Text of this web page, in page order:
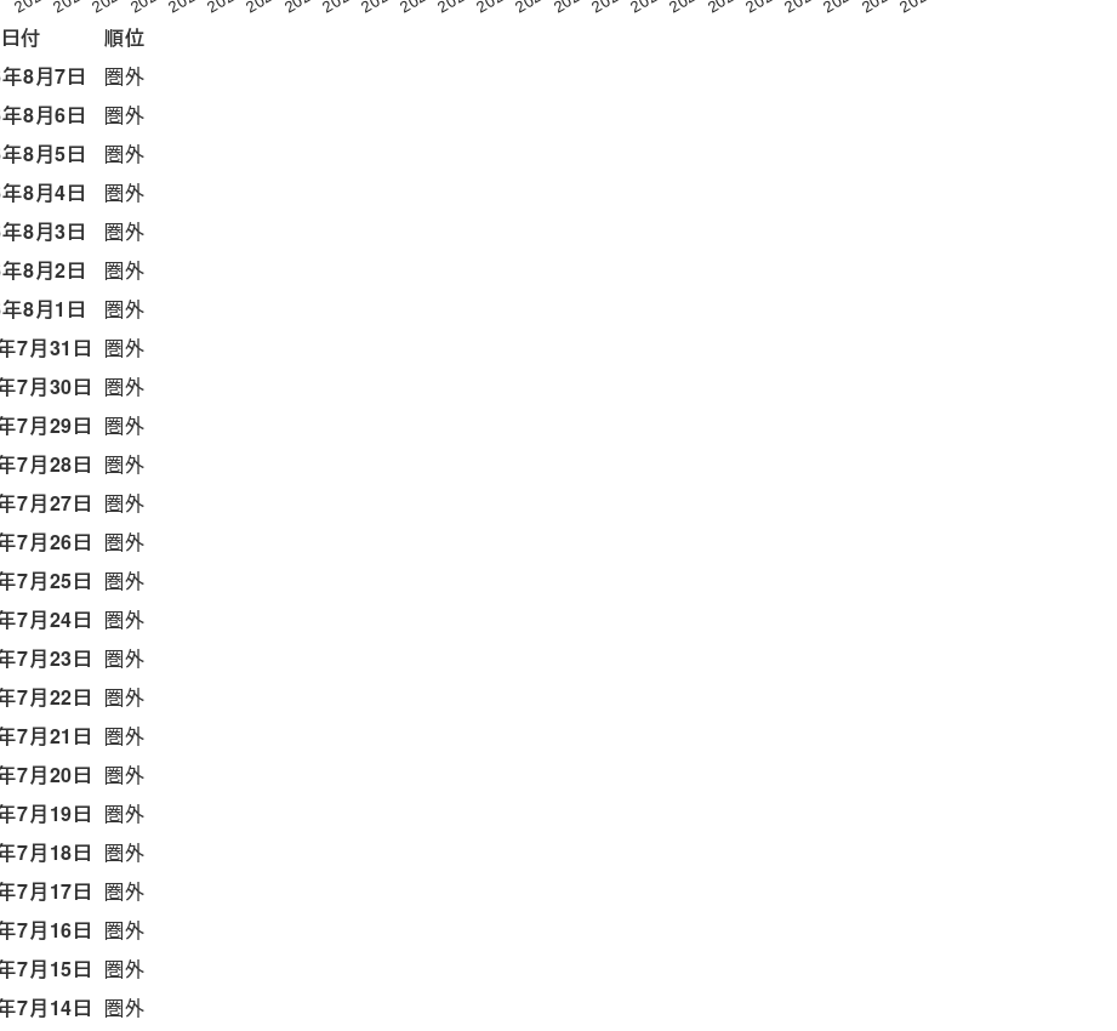
日付
順位
8月7日
圏外
8月6日
圏外
8月5日
圏外
8月4日
圏外
8月3日
圏外
8月2日
圏外
8月1日
圏外
7月31日 圏外
7月30日 圏外
7月29日 圏外
7月28日 圏外
7月27日 圏外
7月26日 圏外
7月25日 圏外
7月24日 圏外
7月23日 圏外
7月22日 圏外
7月21日 圏外
7月20日 圏外
7月19日 圏外
7月18日 圏外
7月17日 圏外
7月16日 圏外
7月15日 圏外
7月14日 圏外